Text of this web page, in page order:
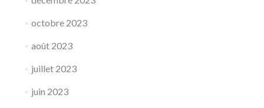
octobre 2023
août 2023
juillet 2023
juin 2023